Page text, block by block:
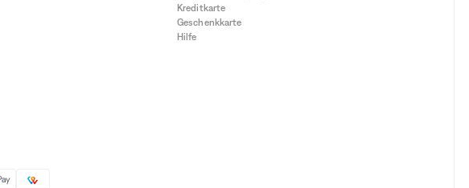
Kreditkarte
Geschenkkarte
Hilfe